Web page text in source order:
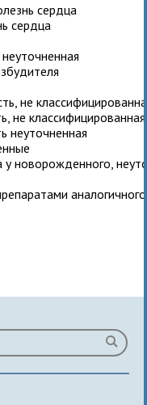
сердца
сердца
не
не
неуточненная
новорожденного,